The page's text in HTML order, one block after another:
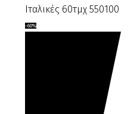
Βλεφαρίδες
-60%